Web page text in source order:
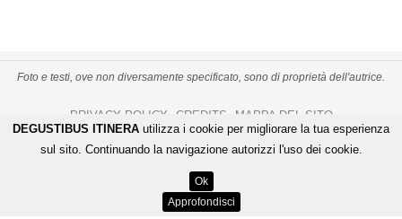
Foto e testi, ove non diversamente specificato, sono di proprietà dell'autrice.
PRIVACY POLICY CREDITS MAPPA DEL SITO
De Gustibus Itinera - Copyright©2026.All Rights Reserved
LOGIN
ENGINEERING BY
DEGUSTIBUS ITINERA utilizza i cookie per migliorare la tua esperienza
sul sito. Continuando la navigazione autorizzi l'uso dei cookie.
Ok
Approfondisci